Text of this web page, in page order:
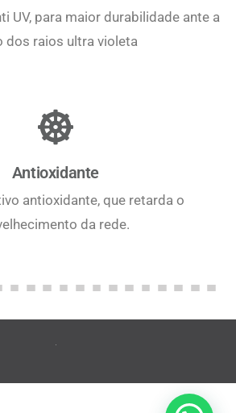
UV, para maior durabilidade ante a
dos raios ultra violeta
Antioxidante
antioxidante, que retarda o
da rede.